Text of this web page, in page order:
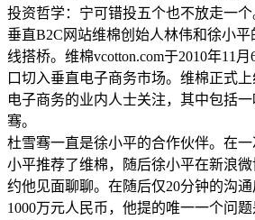
投资哲学：宁可错投五个也不放走一个
垂直B2C网站维棉创始人林伟和徐小
线搭桥。维棉vcotton.com于2010年11
口切入垂直电子商务市场。维棉正式
电子商务的业内人士关注，其中包括
骞。
杜雪骞一直是徐小平的合作伙伴。在
小平推荐了维棉，随后徐小平在新浪微
约他见面聊聊。在随后仅20分钟的沟
1000万元人民币，他提的唯一一个问